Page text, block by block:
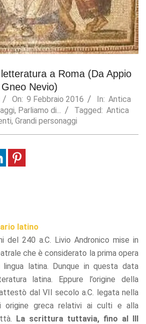
a Roma (Da Appio
Nevio)
On: 9 Febbraio 2016 In: Antica
, Parliamo di... Tagged: Antica
, Grandi personaggi
latino
del 240 a.C. Livio Andronico mise in
che è considerato la prima opera
latina. Dunque in questa data
latina. Eppure l’origine della
dal VII secolo a.C. legata nella
origine greca relativi ai culti e alla
La scrittura tuttavia, fino al III